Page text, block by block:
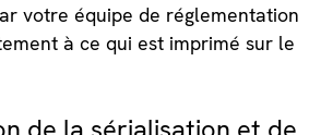
votre équipe de réglementation
à ce qui est imprimé sur le